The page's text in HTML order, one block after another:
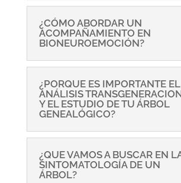
¿CÓMO ABORDAR UN
ACOMPAÑAMIENTO EN
BIONEUROEMOCIÓN?
¿PORQUE ES IMPORTANTE EL
ANÁLISIS
Y EL ESTUDIO DE TU ÁRBOL
GENEALÓGICO?
¿QUE VAMOS A BUSCAR EN
SINTOMATOLOGÍA DE UN
ÁRBOL?